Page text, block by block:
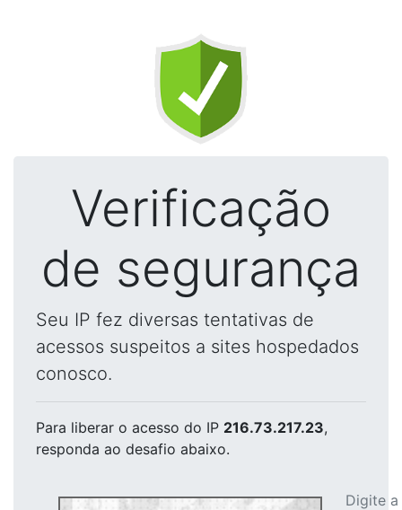
Verificação
de segurança
Seu IP fez diversas tentativas de
acessos suspeitos a sites hospedados
conosco.
Para liberar o acesso do IP 216.73.217.23,
responda ao desafio abaixo.
Digite